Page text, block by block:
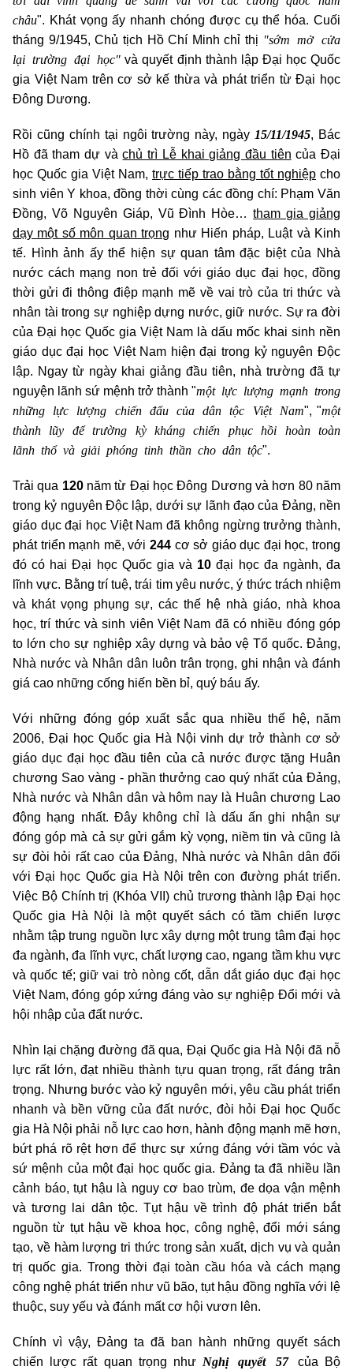
châu". Khát vọng ấy nhanh chóng được cụ thể hóa. Cuối
tháng 9/1945, Chủ tịch Hồ Chí Minh chỉ thị "sớm mở cửa
lại trường đại học" và quyết định thành lập Đại học Quốc
gia Việt Nam trên cơ sở kế thừa và phát triển từ Đại học
Đông Dương.
Rồi cũng chính tại ngôi trường này, ngày 15/11/1945, Bác
Hồ đã tham dự vàchủ trì Lễ khai giảng đầu tiên của Đại
học Quốc gia Việt Nam, trực tiếp trao bằng tốt nghiệp cho
sinh viên Y khoa, đồng thời cùng các đồng chí: Phạm Văn
Đồng, Võ Nguyên Giáp, Vũ Đình Hòe…tham gia giảng
dạy một số môn quan trọng như Hiến pháp, Luật và Kinh
tế. Hình ảnh ấy thể hiện sự quan tâm đặc biệt của Nhà
nước cách mạng non trẻ đối với giáo dục đại học, đồng
thời gửi đi thông điệp mạnh mẽ về vai trò của tri thức và
nhân tài trong sự nghiệp dựng nước, giữ nước. Sự ra đời
của Đại học Quốc gia Việt Nam là dấu mốc khai sinh nền
giáo dục đại học Việt Nam hiện đại trong kỷ nguyên Độc
lập. Ngay từ ngày khai giảng đầu tiên, nhà trường đã tự
nguyện lãnh sứ mệnh trở thành "một lực lượng mạnh trong
những lực lượng chiến đấu của dân tộc Việt Nam", "một
thành lũy để trường kỳ kháng chiến phục hồi hoàn toàn
lãnh thổ và giải phóng tinh thần cho dân tộc".
Trải qua 120năm từ Đại học Đông Dương và hơn 80 năm
trong kỷ nguyên Độc lập, dưới sự lãnh đạo của Đảng, nền
giáo dục đại học Việt Nam đã không ngừng trưởng thành,
phát triển mạnh mẽ, với 244cơ sở giáo dục đại học, trong
đó có hai Đại học Quốc gia và 10 đại học đa ngành, đa
lĩnh vực. Bằng trí tuệ, trái tim yêu nước, ý thức trách nhiệm
và khát vọng phụng sự, các thế hệ nhà giáo, nhà khoa
học, trí thức và sinh viên Việt Nam đã có nhiều đóng góp
to lớn cho sự nghiệp xây dựng và bảo vệ Tổ quốc. Đảng,
Nhà nước và Nhân dân luôn trân trọng, ghi nhận và đánh
giá cao những cống hiến bền bỉ, quý báu ấy.
Với những đóng góp xuất sắc qua nhiều thế hệ, năm
2006, Đại học Quốc gia Hà Nội vinh dự trở thành cơ sở
giáo dục đại học đầu tiên của cả nước được tặng Huân
chương Sao vàng - phần thưởng cao quý nhất của Đảng,
Nhà nước và Nhân dân và hôm nay là Huân chương Lao
động hạng nhất. Đây không chỉ là dấu ấn ghi nhận sự
đóng góp mà cả sự gửi gắm kỳ vọng, niềm tin và cũng là
sự đòi hỏi rất cao của Đảng, Nhà nước và Nhân dân đối
với Đại học Quốc gia Hà Nội trên con đường phát triển.
Việc Bộ Chính trị (Khóa VII) chủ trương thành lập Đại học
Quốc gia Hà Nội là một quyết sách có tầm chiến lược
nhằm tập trung nguồn lực xây dựng một trung tâm đại học
đa ngành, đa lĩnh vực, chất lượng cao, ngang tầm khu vực
và quốc tế; giữ vai trò nòng cốt, dẫn dắt giáo dục đại học
Việt Nam, đóng góp xứng đáng vào sự nghiệp Đổi mới và
hội nhập của đất nước.
Nhìn lại chặng đường đã qua, Đại Quốc gia Hà Nội đã nỗ
lực rất lớn, đạt nhiều thành tựu quan trọng, rất đáng trân
trọng. Nhưng bước vào kỷ nguyên mới, yêu cầu phát triển
nhanh và bền vững của đất nước, đòi hỏi Đại học Quốc
gia Hà Nội phải nỗ lực cao hơn, hành động mạnh mẽ hơn,
bứt phá rõ rệt hơn để thực sự xứng đáng với tầm vóc và
sứ mệnh của một đại học quốc gia. Đảng ta đã nhiều lần
cảnh báo, tụt hậu là nguy cơ bao trùm, đe dọa vận mệnh
và tương lai dân tộc. Tụt hậu về trình độ phát triển bắt
nguồn từ tụt hậu về khoa học, công nghệ, đổi mới sáng
tạo, về hàm lượng tri thức trong sản xuất, dịch vụ và quản
trị quốc gia. Trong thời đại toàn cầu hóa và cách mạng
công nghệ phát triển như vũ bão, tụt hậu đồng nghĩa với lệ
thuộc, suy yếu và đánh mất cơ hội vươn lên.
Chính vì vậy, Đảng ta đã ban hành những quyết sách
chiến lược rất quan trọng như Nghị quyết 57 của Bộ